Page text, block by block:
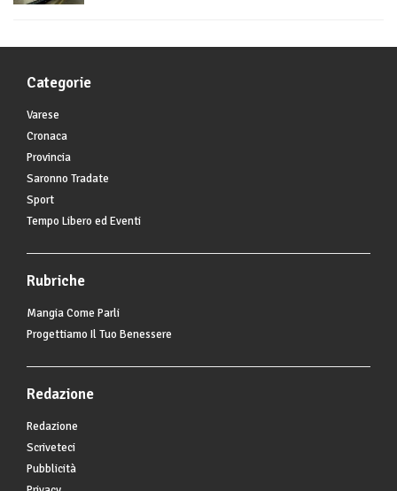
Categorie
Varese
Cronaca
Provincia
Saronno Tradate
Sport
Tempo Libero ed Eventi
Rubriche
Mangia Come Parli
Progettiamo Il Tuo Benessere
Redazione
Redazione
Scriveteci
Pubblicità